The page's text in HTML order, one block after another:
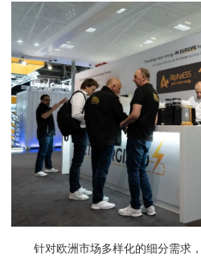
针对欧洲市场多样化的细分需求，